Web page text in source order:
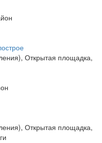
Открытая площадка,
Открытая площадка,